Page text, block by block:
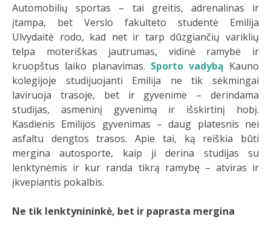
Automobilių sportas – tai greitis, adrenalinas ir
įtampa, bet Verslo fakulteto studentė Emilija
Ulvydaitė rodo, kad net ir tarp dūzgiančių variklių
telpa moteriškas jautrumas, vidinė ramybė ir
kruopštus laiko planavimas. Sporto vadybą Kauno
kolegijoje studijuojanti Emilija ne tik sėkmingai
laviruoja trasoje, bet ir gyvenime – derindama
studijas, asmeninį gyvenimą ir išskirtinį hobį.
Kasdienis Emilijos gyvenimas – daug platesnis nei
asfaltu dengtos trasos. Apie tai, ką reiškia būti
mergina autosporte, kaip ji derina studijas su
lenktynėmis ir kur randa tikrą ramybę – atviras ir
įkvepiantis pokalbis.
Ne tik lenktynininkė, bet ir paprasta mergina